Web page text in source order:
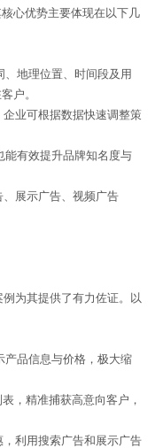
心优势主要体现在以下几
地理位置、时间段及用
户。
业可根据数据快速调整策
能有效提升品牌知名度与
展示广告、视频广告
为其提供了有力佐证。以
产品信息与价格，极大缩
，精准捕获高意向客户，
利用搜索广告和展示广告